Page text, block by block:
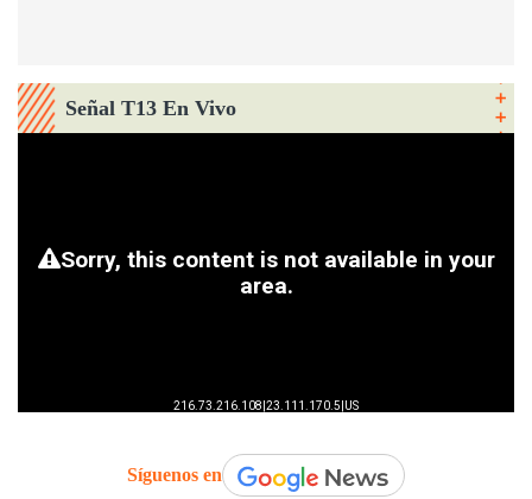
Señal T13 En Vivo
Síguenos en